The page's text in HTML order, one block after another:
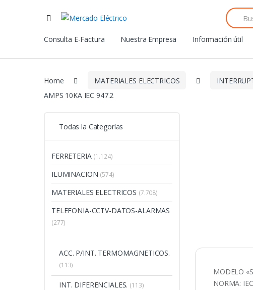
Search
for:
Consulta E-Factura
Nuestra Empresa Información útil
Home MATERIALES ELECTRICOS
AMPS 10KA IEC 947.2
MODELO
NORMA:
Todas la Categorías
FERRETERIA (1.124)
ILUMINACION (574)
MATERIALES ELECTRICOS (7.708)
TELEFONIA-CCTV-DATOS-ALARMAS
(277)
ACC. P/INT. TERMOMAGNETICOS.
(113)
INT. DIFERENCIALES. (113)